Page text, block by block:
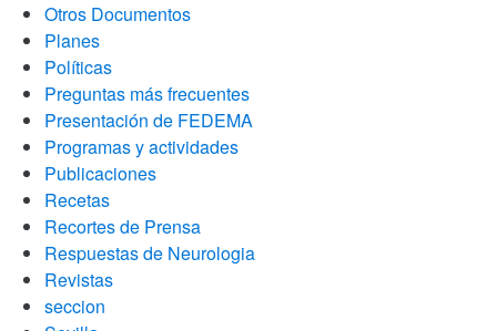
Otros Documentos
Planes
Políticas
Preguntas más frecuentes
Presentación de FEDEMA
Programas y actividades
Publicaciones
Recetas
Recortes de Prensa
Respuestas de Neurologia
Revistas
seccion